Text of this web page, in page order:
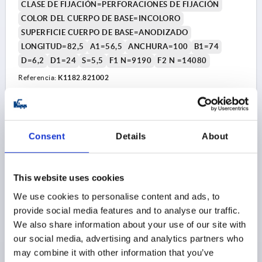
Consent Details About
This website uses cookies
We use cookies to personalise content and ads, to
provide social media features and to analyse our traffic.
We also share information about your use of our site with
our social media, advertising and analytics partners who
may combine it with other information that you’ve
CLASE DE FIJACIÓN=PERFORACIONES DE FIJACIÓN
COLOR DEL CUERPO DE BASE=INCOLORO
SUPERFICIE CUERPO DE BASE=ANODIZADO
LONGITUD=82,5
A1=56,5 ANCHURA=100
B1=74
D=6,2
D1=24 S=5,5 F1 N=9190 F2 N =14080
Referencia: K1182.821002
$52.98
DETALLES
BISAGRA SIN MUELLE A=82,5, B=100, ALUMINIO